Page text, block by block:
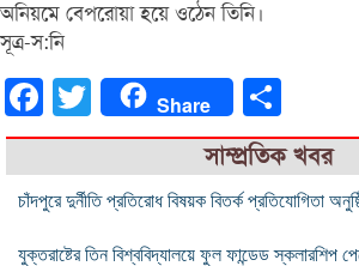
অনিয়মে বেপরোয়া হয়ে ওঠেন তিনি।
সূত্র-স:নি
FacebookTwitter Share
সাম্প্রতিক খবর
চাঁদপুরে দুর্নীতি প্রতিরোধ বিষয়ক বিতর্ক প্রতিযোগিতা
যুক্তরাষ্টের তিন বিশ্ববিদ্যালয়ে ফুল ফান্ডেড স্কলারশিপ